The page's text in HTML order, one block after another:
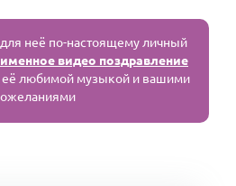
для неё по-настоящему личный
видео поздравление
её любимой музыкой и вашими